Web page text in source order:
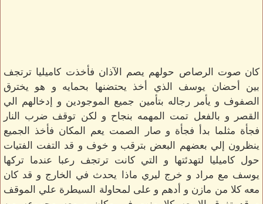
كان صوت الرصاص حولهم يصم الآذان فأخذت كاميليا ترتجف
بين أحضان يوسف الذي أخذ يحتضنها بحمايه و هو يخترق
الصفوف و يأمر رجاله بتأمين جميع الموجودين و إدخالهم الي
القصر و بالفعل تمت المهمه بنجاح و لكن توقف ضرب النار
فجأة مثلما بدأ فجأة و صار الصمت يعم المكان فأخذ الجميع
ينظرون إلي بعضهم البعض بترقب و خوف و قد التفت الفتيات
حول كاميليا لتهدئتها و التي كانت ترتجف رعبا عندما تركها
يوسف مع مراد و خرج ليري ماذا يحدث في الخارج و قد كان
معه كلا من مازن و أدهم و على لمحاولة السيطرة علي الموقف